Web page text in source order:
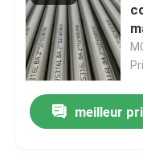
meilleur